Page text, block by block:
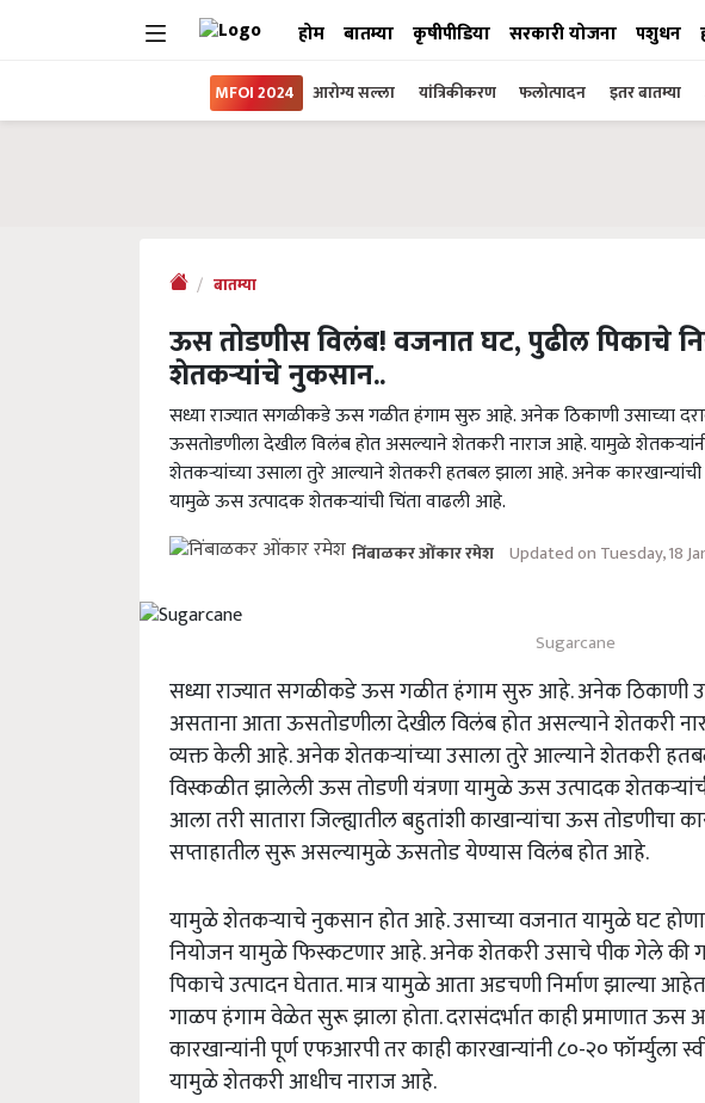
होम बातम्या कृषीपीडिया सरकारी योजना पशुधन
MFOI 2024 आरोग्य सल्ला यांत्रिकीकरण फलोत्पादन इतर बातम्या
बातम्या
ऊस तोडणीस विलंब! वजनात घट, पुढील पिकाचे
शेतकऱ्यांचे नुकसान..
सध्या राज्यात सगळीकडे ऊस गळीत हंगाम सुरु आहे. अनेक ठिकाणी उसाच्या
ऊसतोडणीला देखील विलंब होत असल्याने शेतकरी नाराज आहे. यामुळे
शेतकऱ्यांच्या उसाला तुरे आल्याने शेतकरी हतबल झाला आहे. अनेक
यामुळे ऊस उत्पादक शेतकऱ्यांची चिंता वाढली आहे.
निंबाळकर ओंकार रमेश Updated on Tuesday, 18
Sugarcane
सध्या राज्यात सगळीकडे ऊस गळीत हंगाम सुरु आहे. अनेक ठिकाणी
असताना आता ऊसतोडणीला देखील विलंब होत असल्याने शेतकरी
व्यक्त केली आहे. अनेक शेतकऱ्यांच्या उसाला तुरे आल्याने शेतकरी
विस्कळीत झालेली ऊस तोडणी यंत्रणा यामुळे ऊस उत्पादक
आला तरी सातारा जिल्ह्यातील बहुतांशी काखान्यांचा ऊस तोडणीचा
सप्ताहातील सुरू असल्यामुळे ऊसतोड येण्यास विलंब होत आहे.
यामुळे शेतकऱ्याचे नुकसान होत आहे. उसाच्या वजनात यामुळे घट
नियोजन यामुळे फिस्कटणार आहे. अनेक शेतकरी उसाचे पीक गेले की
पिकाचे उत्पादन घेतात. मात्र यामुळे आता अडचणी निर्माण झाल्या
गाळप हंगाम वेळेत सुरू झाला होता. दरासंदर्भात काही प्रमाणात ऊस
कारखान्यांनी पूर्ण एफआरपी तर काही कारखान्यांनी ८०-२०
यामुळे शेतकरी आधीच नाराज आहे.